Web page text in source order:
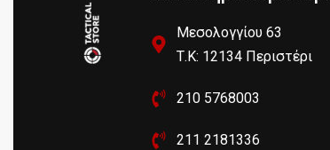
Μεσολογγίου 63
Τ.Κ: 12134 Περιστέρι
210 5768003
211 2181336